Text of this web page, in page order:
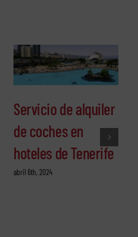
Servicio de alquiler
de coches en
hoteles de Tenerife
abril 6th, 2024